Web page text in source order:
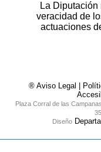
La
veracidad de
actuaciones
® Aviso Legal
Plaza Corral de las
Diseño